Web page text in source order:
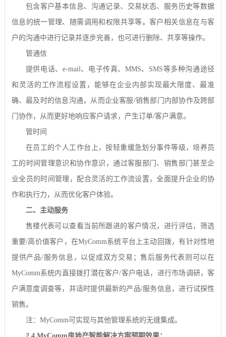
包含客户基本信息、沟通记录、交易状态、服务历史等数据
信息的统一管理、随需调用和权限共享等。客户相关信息在与客
户的沟通中进行记录并逐步完善，也可进行删除、共享等操作。
管通信
提供电话、 e-mail、电子传真、 MMS、 SMS等多种沟通途径
和灵活的工作流程设置，能够在企业内部实现最大限度、最准
确、最及时的信息沟通，从而企业客服/销售部门内部协作及跨部
门协作，从而更好地响应客户请求，产生订单/客户满意。
管时间
在员工的个人工作台上，按轻重缓急划分事件等级，培养员
工的时间管理意识和协作意识，通过客服部门、销售部门甚至企
业全员的时间管理，配合灵活的工作流设置，全面提升企业的协
作和执行力，从而优化客户体验。
二、主动服务
售楼代表可以查看当前所跟进的客户情况，进行评估，筛选
重要/高价值客户，在MyComm系统平台上主动回拨，有针对性地
提供产品/服务信息，以促成双方交易；售后服务代表则可以在
MyComm系统内直接拨打潜在客户/客户电话，进行市场调研，客
户满意度调查等，并适时提供最新的产品/服务信息，进行试探性
销售。
注： MyComm可实现与其他管理系统的无缝集成。